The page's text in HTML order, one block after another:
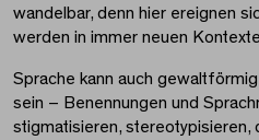
wandelbar, denn hier ereignen
werden in immer neuen
Sprache kann auch
sein – Benennungen und
stigmatisieren, stereotypisieren,